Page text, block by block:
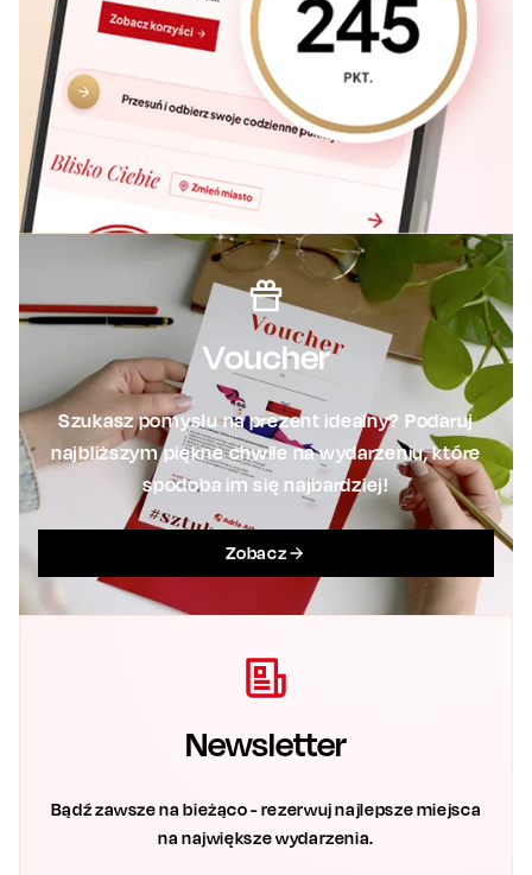
Voucher
Szukasz pomysłu na prezent idealny? Podaruj
najbliższym piękne chwile na wydarzeniu, które
spodoba im się najbardziej!
Zobacz
Newsletter
Bądź zawsze na bieżąco - rezerwuj najlepsze miejsca
na największe wydarzenia.